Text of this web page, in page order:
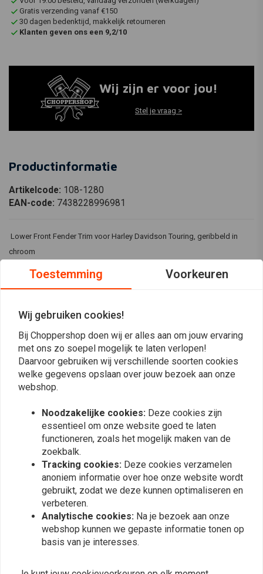
Gratis verzending vanaf €150
30 dagen bedenktijd, makkelijk retourneren
Klanten geven ons een 9,2/10
Wij zijn er voor jou!
Stel je vraag >
Productinformatie
Artikelcode: 108-1280
EAN-code: 7438228996981
Lower Front Fender Trim voor Harley Davidson Touring, geribbeld in
chroom
Past op:> 80-13 TOURING; 86-08 FLSTC; 93-96 FLSTN (NU)
Reviews
(0 beoordelingen)
Plaats ook een review
Vergelijkbare producten
Toestemming Voorkeuren
Wij gebruiken cookies!
Bij Choppershop doen wij er alles aan om jouw ervaring
met ons zo soepel mogelijk te laten verlopen!
Daarvoor gebruiken wij verschillende soorten cookies
welke gegevens opslaan over jouw bezoek aan onze
webshop.
Noodzakelijke cookies: Deze cookies zijn
essentieel om onze website goed te laten
functioneren, zoals het mogelijk maken van de
zoekbalk.
Tracking cookies: Deze cookies verzamelen
anoniem informatie over hoe onze website wordt
gebruikt, zodat we deze kunnen optimaliseren en
verbeteren.
Analytische cookies: Na je bezoek aan onze
webshop kunnen we gepaste informatie tonen op
basis van je interesses.